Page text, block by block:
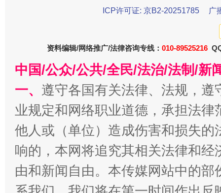
今
ICP许可证: 京B2-20251785
广
资料编辑/网络推广/法律咨询专线： 010-89525216
中国/公众/公共/全民/法治/法制/新
一、 遵守各国有关法律、法规，
业规定和网络职业道德，承担法
他人或（单位）造成伤害和损失
响的，本网将追究其相关法律和
由和新闻自由。本传媒网站中的